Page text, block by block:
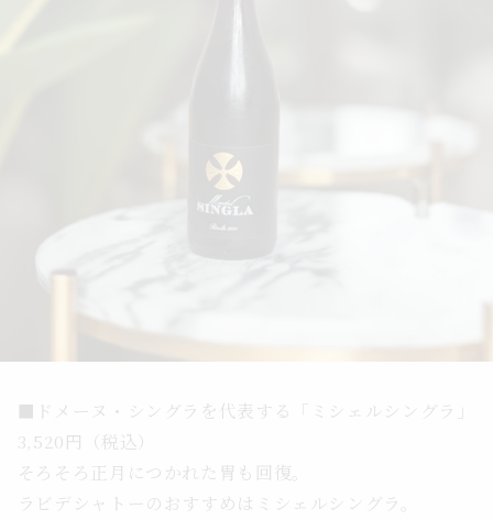
■ドメーヌ・シングラを代表する「
ミシェルシングラ」
3,520円（税込）
そろそろ正月につかれた胃も回復。
ラビデシャトーのおすすめはミシェルシングラ。